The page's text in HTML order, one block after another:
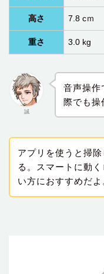
高さ‎ 7.8 cｍ
重さ 3.0 kg
誠
音声操作
際でも操
アプリを使うと掃
る。スマートに動
い方におすすめだよ